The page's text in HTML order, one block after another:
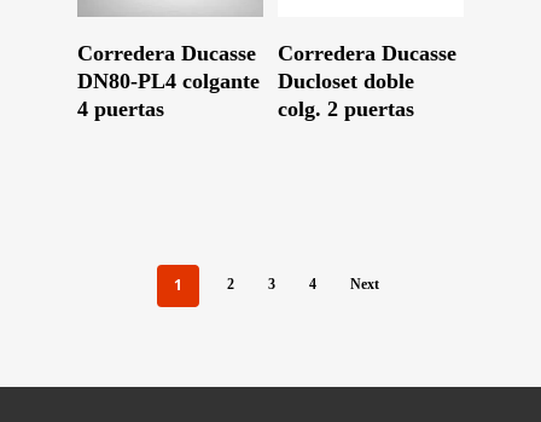
Corredera Ducasse
DN80-PL4 colgante
4 puertas
Corredera Ducasse
Ducloset doble
colg. 2 puertas
1 2 3 4 Next